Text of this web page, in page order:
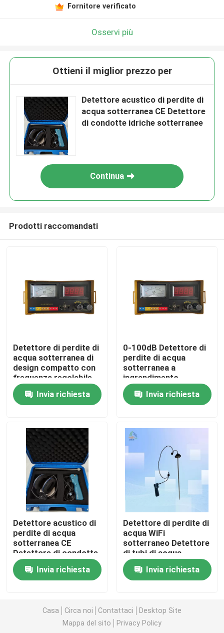
Prodotti
Video
Chi siamo
Fatory Tour
Controllo di qualità
Contattaci
Richiedere un preventivo
Sensore livellato del radar
Fornitore verificato
Osservi più
Ottieni il miglior prezzo per
Detettore acustico di perdite di
acqua sotterranea CE Detettore
di condotte idriche sotterranee
Continua
Prodotti raccomandati
Detettore di perdite di
acqua sotterranea di
design compatto con
frequenza regolabile
continuamente
Invia richiesta
0-100dB Detettore di
perdite di acqua
sotterranea a
ingrandimento
regolabile per le
esigenze del cliente
Invia richiesta
Detettore acustico di
perdite di acqua
sotterranea CE
Detettore di condotte
idriche sotterranee
Invia richiesta
Detettore di perdite di
acqua WiFi
sotterraneo Detettore
di tubi di acqua
sotterraneo 1-4m
Invia richiesta
Casa Circa noi Contattaci
Desktop Site
Mappa del sito
Privacy Policy